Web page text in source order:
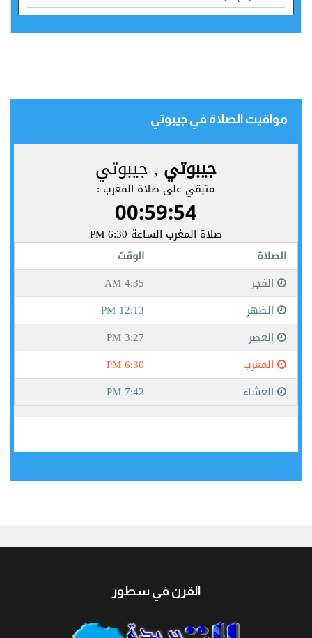
مواقيت الصلاة في جيبوتي‎
القرن في سطور